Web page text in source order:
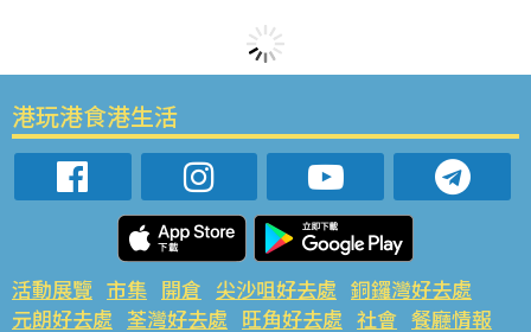
港玩港食港生活
活動展覽 市集 開倉 尖沙咀好去處 銅鑼灣好去處
元朗好去處 荃灣好去處 旺角好去處 社會 餐廳情報